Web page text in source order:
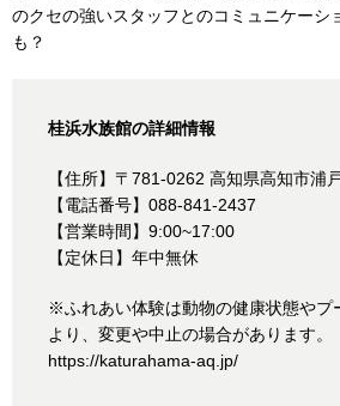
のクセの強いスタッフとのコミュニケーシ
も？
桂浜水族館の詳細情報
【住所】〒781-0262 高知県高知市浦
【電話番号】088-841-2437
【営業時間】9:00~17:00
【定休日】年中無休
※ふれあい体験は動物の健康状態やプ
より、変更や中止の場合があります。
https://katurahama-aq.jp/